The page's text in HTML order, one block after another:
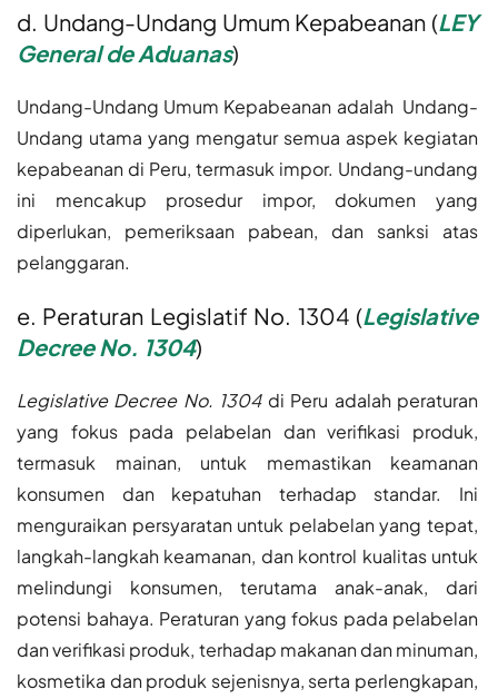
d. Undang-Undang Umum Kepabeanan (LEY
General de Aduanas)
Undang-Undang Umum Kepabeanan adalah Undang-
Undang utama yang mengatur semua aspek kegiatan
kepabeanan di Peru, termasuk impor. Undang-undang
ini mencakup prosedur impor, dokumen yang
diperlukan, pemeriksaan pabean, dan sanksi atas
pelanggaran.
e. Peraturan Legislatif No. 1304 (Legislative
Decree No. 1304)
Legislative Decree No. 1304di Peru adalah peraturan
yang fokus pada pelabelan dan verifikasi produk,
termasuk mainan, untuk memastikan keamanan
konsumen dan kepatuhan terhadap standar. Ini
menguraikan persyaratan untuk pelabelan yang tepat,
langkah-langkah keamanan, dan kontrol kualitas untuk
melindungi konsumen, terutama anak-anak, dari
potensi bahaya. Peraturan yang fokus pada pelabelan
dan verifikasi produk, terhadap makanan dan minuman,
kosmetika dan produk sejenisnya, serta perlengkapan,